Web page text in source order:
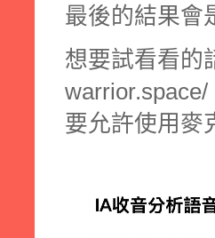
最後的結果會
想要試看看的
要允許使用麥